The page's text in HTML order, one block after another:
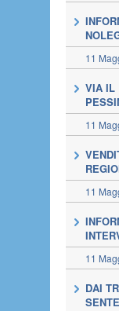
11
VIA IL
11
11
11
DAI